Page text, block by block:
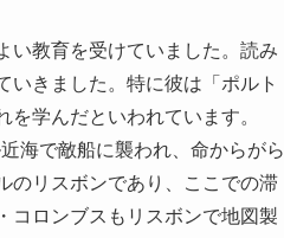
い教育を受けていました。読み
いきました。特に彼は「ポルト
学んだといわれています。
海で敵船に襲われ、命からがら
のリスボンであり、ここでの滞
コロンブスもリスボンで地図製